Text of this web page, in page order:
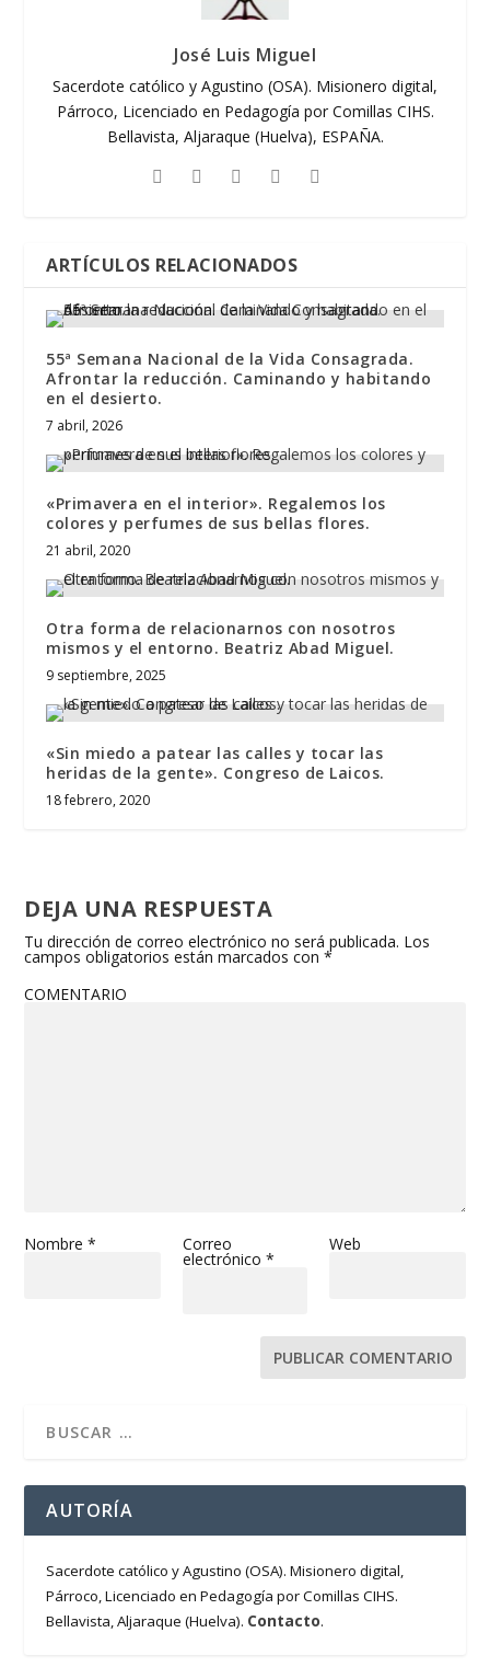
José Luis Miguel
Sacerdote católico y Agustino (OSA). Misionero digital,
Párroco, Licenciado en Pedagogía por Comillas CIHS.
Bellavista, Aljaraque (Huelva), ESPAÑA.
ARTÍCULOS RELACIONADOS
55ª Semana Nacional de la Vida Consagrada.
Afrontar la reducción. Caminando y habitando
en el desierto.
7 abril, 2026
«Primavera en el interior». Regalemos los
colores y perfumes de sus bellas flores.
21 abril, 2020
Otra forma de relacionarnos con nosotros
mismos y el entorno. Beatriz Abad Miguel.
9 septiembre, 2025
«Sin miedo a patear las calles y tocar las
heridas de la gente». Congreso de Laicos.
18 febrero, 2020
DEJA UNA RESPUESTA
Tu dirección de correo electrónico no será publicada. Los
campos obligatorios están marcados con*
COMENTARIO
Nombre* Correo
electrónico *
Web
AUTORÍA
Sacerdote católico y Agustino (OSA). Misionero digital,
Párroco, Licenciado en Pedagogía por Comillas CIHS.
Bellavista, Aljaraque (Huelva). Contacto.